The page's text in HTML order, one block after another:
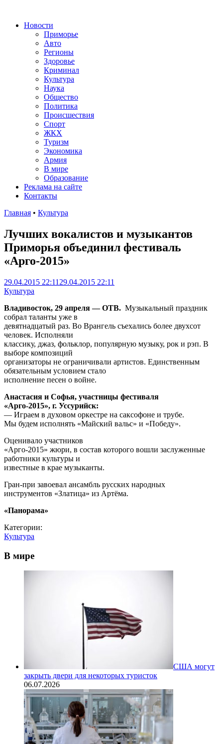
Новости
Приморье
Авто
Регионы
Здоровье
Криминал
Культура
Наука
Общество
Политика
Происшествия
Спорт
ЖКХ
Туризм
Экономика
Армия
В мире
Образование
Реклама на сайте
Контакты
Главная • Культура
Лучших вокалистов и музыкантов
Приморья объединил фестиваль
«Арго-2015»
29.04.2015 22:11 29.04.2015 22:11
Культура
Владивосток, 29 апреля — ОТВ. Музыкальный праздник
собрал таланты уже в
девятнадцатый раз. Во Врангель съехались более двухсот
человек. Исполняли
классику, джаз, фольклор, популярную музыку, рок и рэп. В
выборе композиций
организаторы не ограничивали артистов. Единственным
обязательным условием стало
исполнение песен о войне.
Анастасия и Софья, участницы фестиваля
«Арго-2015», г. Уссурийск:
— Играем в духовом оркестре на саксофоне и трубе.
Мы будем исполнять «Майский вальс» и «Победу».
Оценивало участников
«Арго-2015» жюри, в состав которого вошли заслуженные
работники культуры и
известные в крае музыканты.
Гран-при завоевал ансамбль русских народных
инструментов «Златица» из Артёма.
«Панорама»
Категории:
Культура
В мире
США могут
закрыть двери для некоторых туристок
06.07.2026